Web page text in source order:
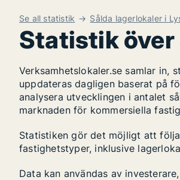
Se all statistik Sålda lagerlokaler i
Statistik över
Verksamhetslokaler.se samlar in,
uppdateras dagligen baserat på
analysera utvecklingen i antalet
marknaden för kommersiella
Statistiken gör det möjligt att
fastighetstyper, inklusive
Data kan användas av